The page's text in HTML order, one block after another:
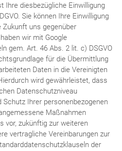
Ihre diesbezügliche Einwilligung
Sie können Ihre Einwilligung
Zukunft uns gegenüber
wir mit Google
gem. Art. 46 Abs. 2 lit. c) DSGVO
für die Übermittlung
Daten in die Vereinigten
wird gewährleistet, dass
Datenschutzniveau
Ihrer personenbezogenen
Maßnahmen
vor, zukünftig zur weiteren
vertragliche Vereinbarungen zur
der